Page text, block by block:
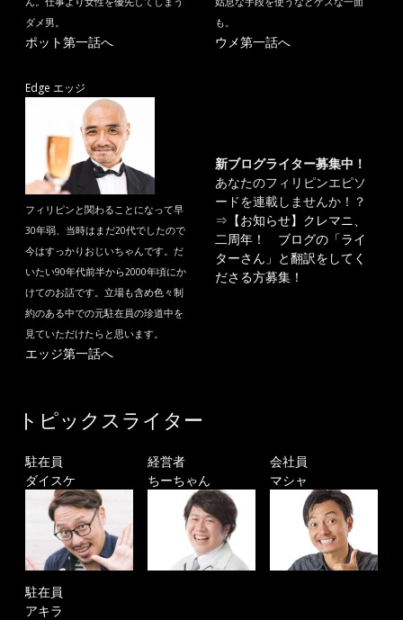
ダメ男。
ポット第一話へ
も。
ウメ第一話へ
Edge エッジ
フィリピンと関わることになって早
30年弱、当時はまだ20代でしたので
今はすっかりおじいちゃんです。だ
いたい90年代前半から2000年頃にか
けてのお話です。立場も含め色々制
約のある中での元駐在員の珍道中を
見ていただけたらと思います。
エッジ第一話へ
新ブログライター募集中！
あなたのフィリピンエピソ
ードを連載しませんか！？
⇒ 【お知らせ】クレマニ、
二周年！ ブログの「ライ
ターさん」と翻訳をしてく
ださる方募集！
トピックスライター
駐在員
ダイスケ
経営者
ちーちゃん
会社員
マシャ
駐在員
アキラ